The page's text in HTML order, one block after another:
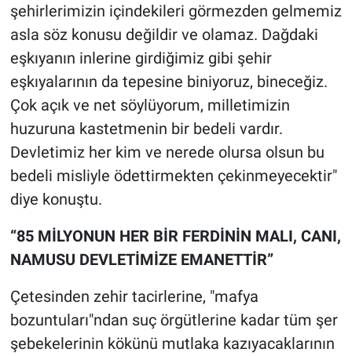
şehirlerimizin içindekileri görmezden gelmemiz
asla söz konusu değildir ve olamaz. Dağdaki
eşkıyanın inlerine girdiğimiz gibi şehir
eşkıyalarının da tepesine biniyoruz, bineceğiz.
Çok açık ve net söylüyorum, milletimizin
huzuruna kastetmenin bir bedeli vardır.
Devletimiz her kim ve nerede olursa olsun bu
bedeli misliyle ödettirmekten çekinmeyecektir"
diye konuştu.
“85 MİLYONUN HER BİR FERDİNİN MALI, CANI,
NAMUSU DEVLETİMİZE EMANETTİR”
Çetesinden zehir tacirlerine, "mafya
bozuntuları"ndan suç örgütlerine kadar tüm şer
şebekelerinin kökünü mutlaka kazıyacaklarının